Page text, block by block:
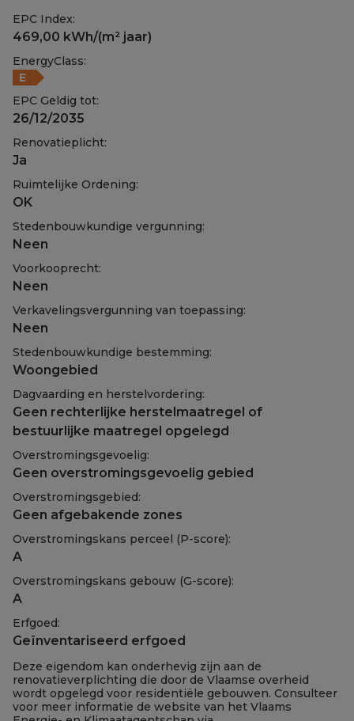
EPC Index:
469,00 kWh/(m² jaar)
EnergyClass:
E
EPC Geldig tot:
26/12/2035
Renovatieplicht:
Ja
Ruimtelijke Ordening:
OK
Stedenbouwkundige vergunning:
Neen
Voorkooprecht:
Neen
Verkavelingsvergunning van toepassing:
Neen
Stedenbouwkundige bestemming:
Woongebied
Dagvaarding en herstelvordering:
Geen rechterlijke herstelmaatregel of
bestuurlijke maatregel opgelegd
Overstromingsgevoelig:
Geen overstromingsgevoelig gebied
Overstromingsgebied:
Geen afgebakende zones
Overstromingskans perceel (P-score):
A
Overstromingskans gebouw (G-score):
A
Erfgoed:
Geïnventariseerd erfgoed
Deze eigendom kan onderhevig zijn aan de
renovatieverplichting die door de Vlaamse overheid
wordt opgelegd voor residentiële gebouwen. Consulteer
voor meer informatie de website van het Vlaams